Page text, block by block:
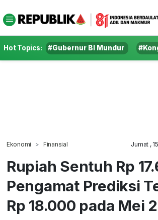
Hot Topics: #Gubernur BI Mundur
Ekonomi Finansial Jumat ,
Rupiah Sentuh Rp
Pengamat Prediksi
Rp 18.000 pada Mei